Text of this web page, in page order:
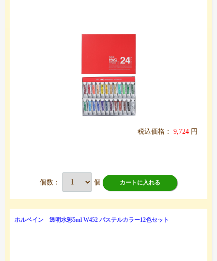
税込価格： 9,724 円
個数： 個 カートに入れる
ホルベイン 透明水彩5ml W452 パステルカラー12色セット